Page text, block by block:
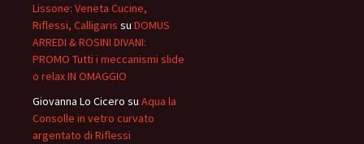
Lissone: Veneta Cucine,
Riflessi, Calligaris su DOMUS
ARREDI & ROSINI DIVANI:
PROMO Tutti i meccanismi slide
o relax IN OMAGGIO
Giovanna Lo Cicero su Aqua la
Consolle in vetro curvato
argentato di Riflessi